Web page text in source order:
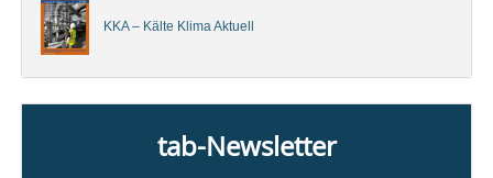
KKA – Kälte Klima Aktuell
tab-Newsletter